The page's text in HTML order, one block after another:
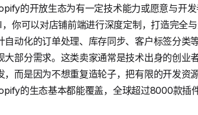
的开放生态为有一定技术能力或愿意与开
你可以对店铺前端进行深度定制，打造完全
自动化的订单处理、库存同步、客户标签分类
大部分需求。这类卖家通常是技术出身的创
，而是因为不想重复造轮子，把有限的开发资
的生态基本都能覆盖，全球超过8000款插